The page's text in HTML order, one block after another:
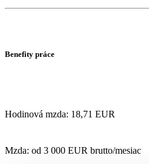
Benefity práce
Hodinová mzda: 18,71 EUR
Mzda: od 3 000 EUR brutto/mesiac